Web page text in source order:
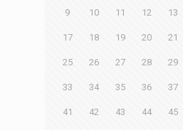
9 10 11 12 13
17 18 19 20 21
25 26 27 28 29
33 34 35 36 37
41 42 43 44 45